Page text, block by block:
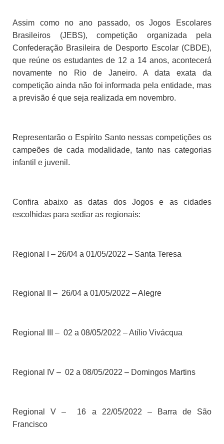
Assim como no ano passado, os Jogos Escolares
Brasileiros (JEBS), competição organizada pela
Confederação Brasileira de Desporto Escolar (CBDE),
que reúne os estudantes de 12 a 14 anos, acontecerá
novamente no Rio de Janeiro. A data exata da
competição ainda não foi informada pela entidade, mas
a previsão é que seja realizada em novembro.
Representarão o Espírito Santo nessas competições os
campeões de cada modalidade, tanto nas categorias
infantil e juvenil.
Confira abaixo as datas dos Jogos e as cidades
escolhidas para sediar as regionais:
Regional I – 26/04 a 01/05/2022 – Santa Teresa
Regional II – 26/04 a 01/05/2022 – Alegre
Regional III – 02 a 08/05/2022 – Atílio Vivácqua
Regional IV – 02 a 08/05/2022 – Domingos Martins
Regional V – 16 a 22/05/2022 – Barra de São
Francisco